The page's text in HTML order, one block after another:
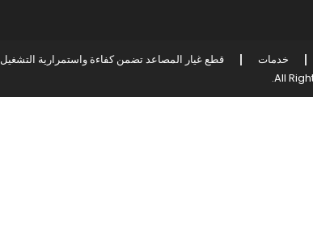
خدمات قطع غيار المصاعد تضمن كفاءة واستمرارية التشغيل
.